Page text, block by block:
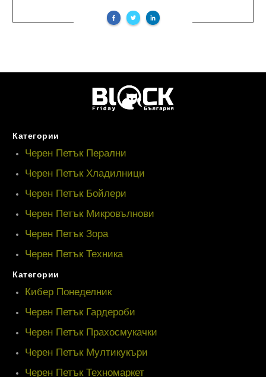
Категории
Черен Петък Перални
Черен Петък Хладилници
Черен Петък Бойлери
Черен Петък Микровълнови
Черен Петък Зора
Черен Петък Техника
Категории
Кибер Понеделник
Черен Петък Гардероби
Черен Петък Прахосмукачки
Черен Петък Мултикукъри
Черен Петък Техномаркет